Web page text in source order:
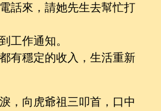
話來，請她先生去幫忙打
工作通知。
有穩定的收入，生活重新
，向虎爺祖三叩首，口中